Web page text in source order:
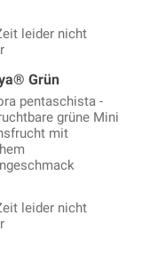
leider nicht
Grün
pentaschista -
grüne Mini
mit
leider nicht